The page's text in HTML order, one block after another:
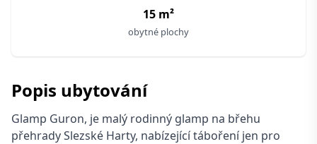
15 m²
obytné plochy
Popis ubytování
Glamp Guron, je malý rodinný glamp na břehu
přehrady Slezské Harty, nabízející táboření jen pro